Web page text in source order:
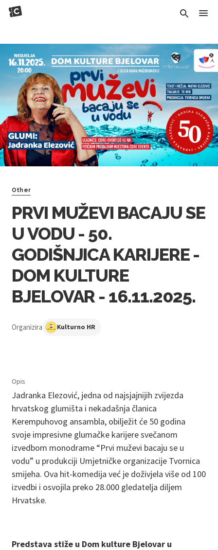
Other
PRVI MUŽEVI BACAJU SE
U VODU - 50.
GODIŠNJICA KARIJERE -
DOM KULTURE
BJELOVAR - 16.11.2025.
Organizira Kulturno HR
Opis
Jadranka Elezović, jedna od najsjajnijih zvijezda
hrvatskog glumišta i nekadašnja članica
Kerempuhovog ansambla, obilježit će 50 godina
svoje impresivne glumačke karijere svečanom
izvedbom monodrame “Prvi muževi bacaju se u
vodu” u produkciji Umjetničke organizacije Tvornica
smijeha. Ova hit-komedija već je doživjela više od 100
izvedbi i osvojila preko 28.000 gledatelja diljem
Hrvatske.
Predstava stiže u Dom kulture Bjelovar u